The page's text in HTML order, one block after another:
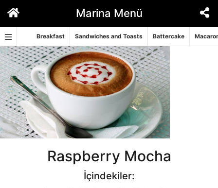
Marina Menü
Breakfast Sandwiches and Toasts Battercake
Raspberry Mocha
İçindekiler: